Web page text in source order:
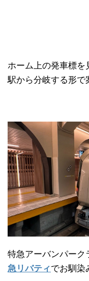
ホーム上の発車標を
駅から分岐する形で
特急アーバンパーク
急リバティでお馴染